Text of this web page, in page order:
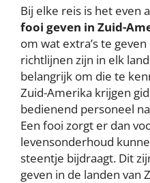
Bij elke reis is het even
fooi geven in Zuid-
om wat extra’s te
richtlijnen zijn in elk
belangrijk om die te
Zuid-Amerika krijgen
bedienend personeel
Een fooi zorgt er dan
levensonderhoud
steentje bijdraagt. Dit
geven in de landen van